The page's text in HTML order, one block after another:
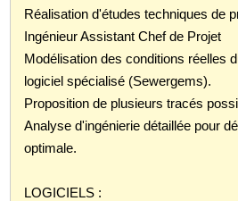
Réalisation d'études techniques de
Ingénieur Assistant Chef de Projet
Modélisation des conditions réelles
logiciel spécialisé (Sewergems).
Proposition de plusieurs tracés
Analyse d'ingénierie détaillée pour
optimale.
LOGICIELS :